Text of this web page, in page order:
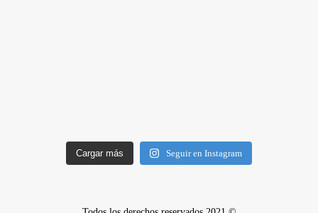
Cargar más Seguir en Instagram